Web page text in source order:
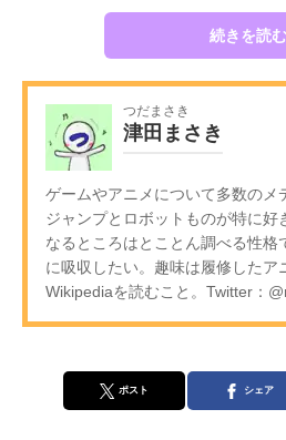
続きを読む
つだまさき
津田まさき
ゲームやアニメについて多数のメ
ジャンプとロボットものが特に好
なるところはとことん調べる性格
に吸収したい。趣味は履修したア
Wikipediaを読むこと。Twitter：
ポスト シェア